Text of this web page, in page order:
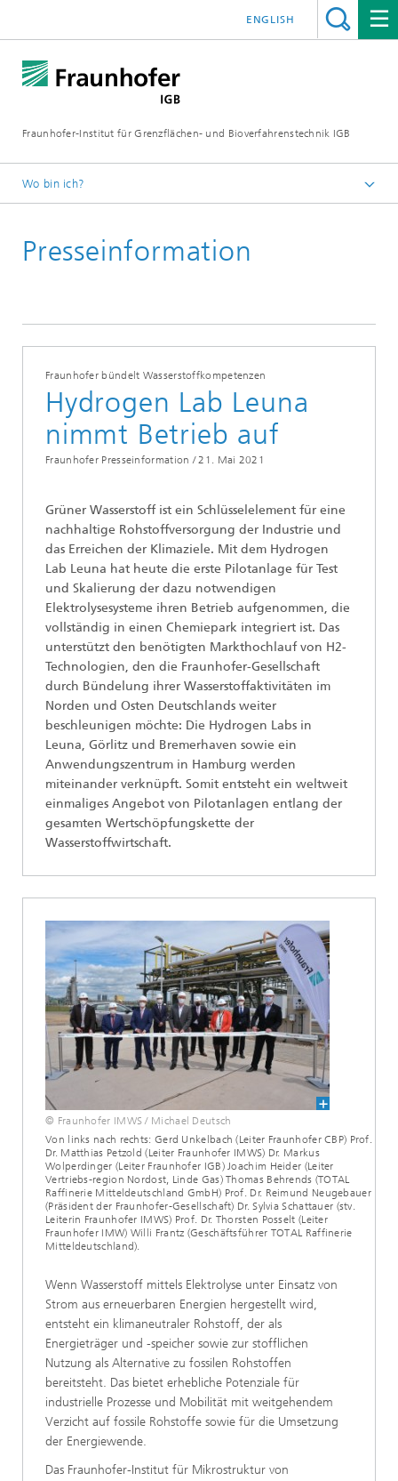
Fraunhofer-Institut für Grenzflächen- und Bioverfahrenstechnik IGB
ENGLISH
Wo bin ich?
Presse / News
Presseinformation
Fraunhofer bündelt Wasserstoffkompetenzen
Hydrogen Lab Leuna
nimmt Betrieb auf
Fraunhofer Presseinformation / 21. Mai 2021
Grüner Wasserstoff ist ein Schlüsselelement für eine
nachhaltige Rohstoffversorgung der Industrie und
das Erreichen der Klimaziele. Mit dem Hydrogen
Lab Leuna hat heute die erste Pilotanlage für Test
und Skalierung der dazu notwendigen
Elektrolysesysteme ihren Betrieb aufgenommen, die
vollständig in einen Chemiepark integriert ist. Das
unterstützt den benötigten Markthochlauf von H2-
Technologien, den die Fraunhofer-Gesellschaft
durch Bündelung ihrer Wasserstoffaktivitäten im
Norden und Osten Deutschlands weiter
beschleunigen möchte: Die Hydrogen Labs in
Leuna, Görlitz und Bremerhaven sowie ein
Anwendungszentrum in Hamburg werden
miteinander verknüpft. Somit entsteht ein weltweit
einmaliges Angebot von Pilotanlagen entlang der
gesamten Wertschöpfungskette der
Wasserstoffwirtschaft.
© Fraunhofer IMWS / Michael Deutsch
Von links nach rechts: Gerd Unkelbach (Leiter Fraunhofer CBP) Prof.
Dr. Matthias Petzold (Leiter Fraunhofer IMWS) Dr. Markus
Wolperdinger (Leiter Fraunhofer IGB) Joachim Heider (Leiter
Vertriebs-region Nordost, Linde Gas) Thomas Behrends (TOTAL
Raffinerie Mitteldeutschland GmbH) Prof. Dr. Reimund Neugebauer
(Präsident der Fraunhofer-Gesellschaft) Dr. Sylvia Schattauer (stv.
Leiterin Fraunhofer IMWS) Prof. Dr. Thorsten Posselt (Leiter
Fraunhofer IMW) Willi Frantz (Geschäftsführer TOTAL Raffinerie
Mitteldeutschland).
Wenn Wasserstoff mittels Elektrolyse unter Einsatz von
Strom aus erneuerbaren Energien hergestellt wird,
entsteht ein klimaneutraler Rohstoff, der als
Energieträger und -speicher sowie zur stofflichen
Nutzung als Alternative zu fossilen Rohstoffen
bereitsteht. Das bietet erhebliche Potenziale für
industrielle Prozesse und Mobilität mit weitgehendem
Verzicht auf fossile Rohstoffe sowie für die Umsetzung
der Energiewende.
Das Fraunhofer-Institut für Mikrostruktur von